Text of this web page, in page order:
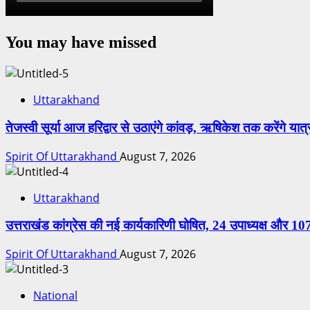
You may have missed
Uttarakhand
तेजस्वी सूर्या आज हरिद्वार से उठाएंगे कांवड़, ऋषिकेश तक करेंगे
Spirit Of Uttarakhand August 7, 2026
Uttarakhand
उत्तराखंड कांग्रेस की नई कार्यकारिणी घोषित, 24 उपाध्यक्ष और
Spirit Of Uttarakhand August 7, 2026
National